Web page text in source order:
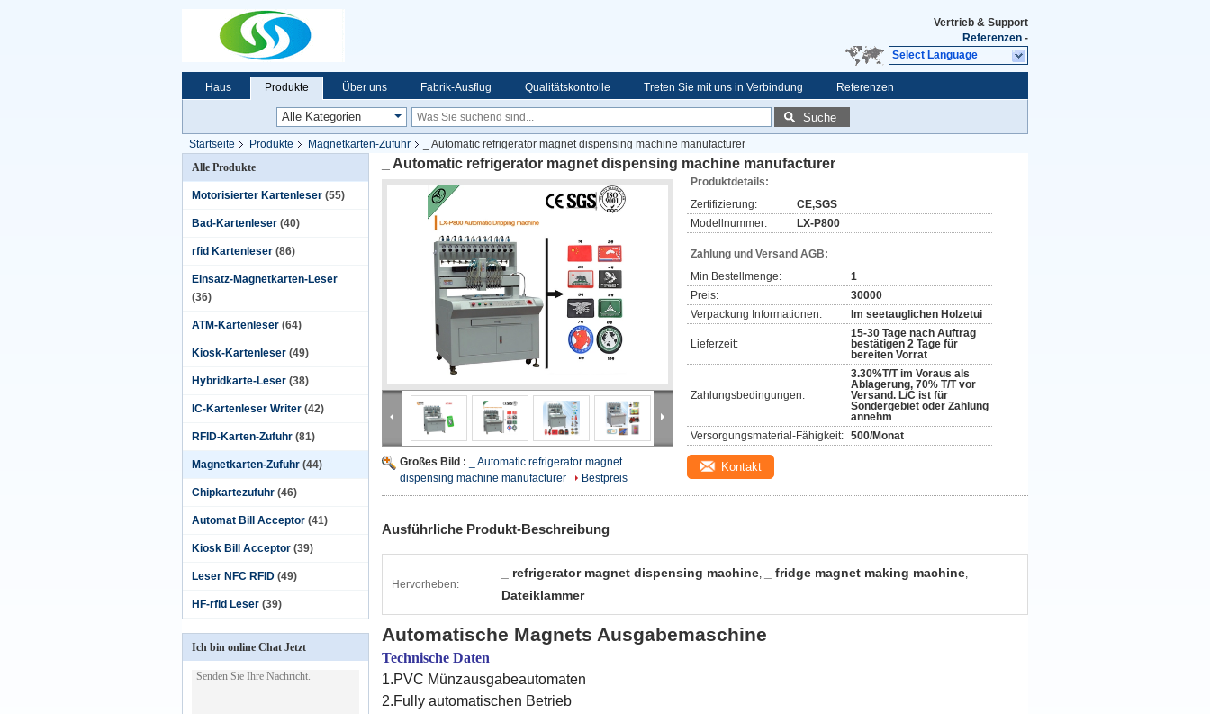
Vertrieb & Support
Referenzen -
Select Language
Haus Produkte Über uns Fabrik-Ausflug Qualitätskontrolle Treten Sie mit uns in Verbindung Referenzen
Suche
Startseite Produkte Magnetkarten-Zufuhr
_ Automatic refrigerator magnet dispensing machine manufacturer
Alle Produkte
Motorisierter Kartenleser (55)
Bad-Kartenleser (40)
rfid Kartenleser (86)
Einsatz-Magnetkarten-Leser
(36)
ATM-Kartenleser (64)
Kiosk-Kartenleser (49)
Hybridkarte-Leser (38)
IC-Kartenleser Writer (42)
RFID-Karten-Zufuhr (81)
Magnetkarten-Zufuhr (44)
Chipkartezufuhr (46)
Automat Bill Acceptor (41)
Kiosk Bill Acceptor (39)
Leser NFC RFID (49)
HF-rfid Leser (39)
Ich bin online Chat Jetzt
_ Automatic refrigerator magnet dispensing machine manufacturer
Großes Bild :
_ Automatic refrigerator magnet
dispensing machine manufacturer
Bestpreis
Produktdetails:
Zertifizierung:
CE,SGS
Modellnummer:
LX-P800
Zahlung und Versand AGB:
Min Bestellmenge:
1
Preis:
30000
Verpackung Informationen:
Im seetauglichen Holzetui
Lieferzeit:
15-30 Tage nach Auftrag
bestätigen 2 Tage für
bereiten Vorrat
Zahlungsbedingungen:
3.30%T/T im Voraus als
Ablagerung, 70% T/T vor
Versand. L/C ist für
Sondergebiet oder Zählung
annehm
Versorgungsmaterial-Fähigkeit: 500/Monat
Kontakt
Ausführliche Produkt-Beschreibung
Hervorheben:
_ refrigerator magnet dispensing machine, _ fridge magnet making machine,
Dateiklammer
Automatische Magnets Ausgabemaschine
Technische Daten
1.PVC Münzausgabeautomaten
2.Fully automatischen Betrieb